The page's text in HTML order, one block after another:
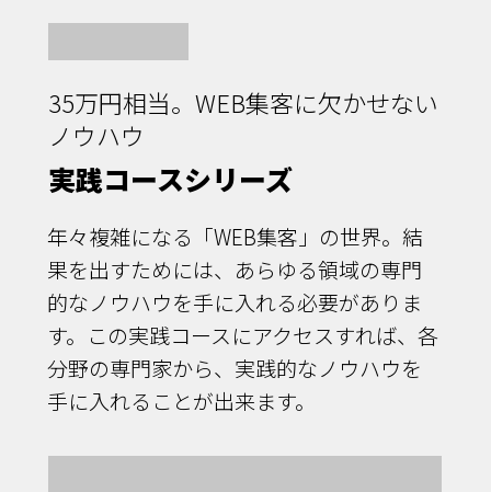
35万円相当。WEB集客に欠かせない
ノウハウ
実践コースシリーズ
年々複雑になる「WEB集客」の世界。結
果を出すためには、あらゆる領域の専門
的なノウハウを手に入れる必要がありま
す。この実践コースにアクセスすれば、各
分野の専門家から、実践的なノウハウを
手に入れることが出来ます。